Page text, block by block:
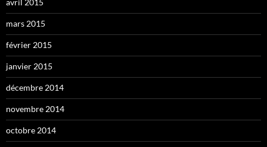
mars 2015
février 2015
janvier 2015
décembre 2014
novembre 2014
octobre 2014